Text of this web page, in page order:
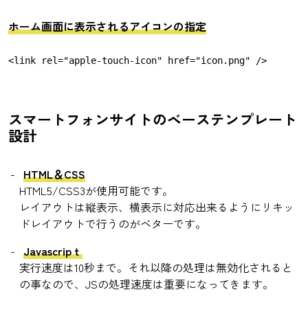
ホーム画面に表示されるアイコンの指定
スマートフォンサイトのベーステンプレート
設計
HTML＆CSS
HTML5/CSS3が使用可能です。
レイアウトは縦表示、横表示に対応出来るようにリキッ
ドレイアウトで行うのがベターです。
Javascripｔ
実行速度は10秒まで。それ以降の処理は無効化されると
の事なので、JSの処理速度は重要になってきます。